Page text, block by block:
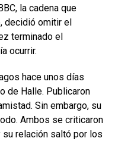
la cadena que
decidió omitir el
terminado el
ocurrir.
hace unos días
de Halle. Publicaron
Sin embargo, su
Ambos se criticaron
relación saltó por los